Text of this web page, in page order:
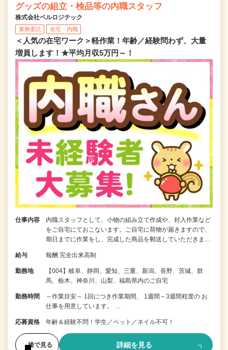
グッズの組立・検品等の内職スタッフ
株式会社ベルロジテック
業務委託 在宅・内職
＜人気の在宅ワーク＞軽作業！年齢／経験問わず、大量
増員します！★平均月収5万円～！
仕事内容
内職スタッフとして、小物の組み立て作成や、封入作業など
をご自宅にておこないます。ご自宅に荷物が届きますので、
期日までに作業をし、完成した商品を郵送していただきま…
給与 報酬 完全出来高制
勤務地
【004】岐阜、静岡、愛知、三重、新潟、長野、茨城、群
馬、栃木、神奈川、山梨、福島県内のご自宅
勤務時間
～作業目安～ 1回につき作業期間、 1週間～3週間程度の お
仕事を用意しています。 …
応募資格 年齢＆経験不問！学生／ペット／ネイル不可！
後で見る 詳細を見る